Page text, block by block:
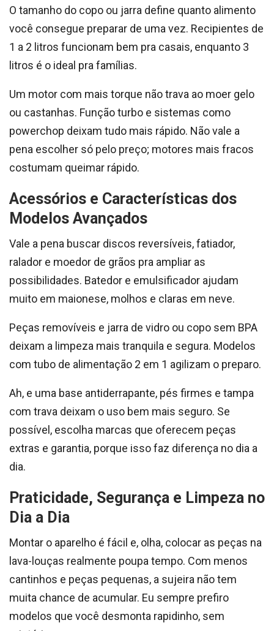
O tamanho do copo ou jarra define quanto alimento
você consegue preparar de uma vez. Recipientes de
1 a 2 litros funcionam bem pra casais, enquanto 3
litros é o ideal pra famílias.
Um motor com mais torque não trava ao moer gelo
ou castanhas. Função turbo e sistemas como
powerchop deixam tudo mais rápido. Não vale a
pena escolher só pelo preço; motores mais fracos
costumam queimar rápido.
Acessórios e Características dos
Modelos Avançados
Vale a pena buscar discos reversíveis, fatiador,
ralador e moedor de grãos pra ampliar as
possibilidades. Batedor e emulsificador ajudam
muito em maionese, molhos e claras em neve.
Peças removíveis e jarra de vidro ou copo sem BPA
deixam a limpeza mais tranquila e segura. Modelos
com tubo de alimentação 2 em 1 agilizam o preparo.
Ah, e uma base antiderrapante, pés firmes e tampa
com trava deixam o uso bem mais seguro. Se
possível, escolha marcas que oferecem peças
extras e garantia, porque isso faz diferença no dia a
dia.
Praticidade, Segurança e Limpeza no
Dia a Dia
Montar o aparelho é fácil e, olha, colocar as peças na
lava-louças realmente poupa tempo. Com menos
cantinhos e peças pequenas, a sujeira não tem
muita chance de acumular. Eu sempre prefiro
modelos que você desmonta rapidinho, sem